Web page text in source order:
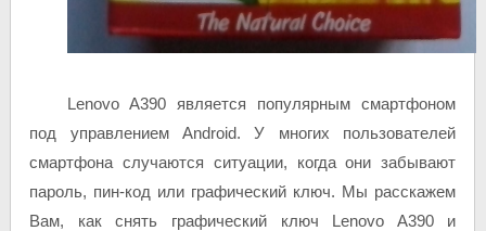
Lenovo A390 является популярным смартфоном
под управлением Android. У многих пользователей
смартфона случаются ситуации, когда они забывают
пароль, пин-код или графический ключ. Мы расскажем
Вам, как снять графический ключ Lenovo A390 и